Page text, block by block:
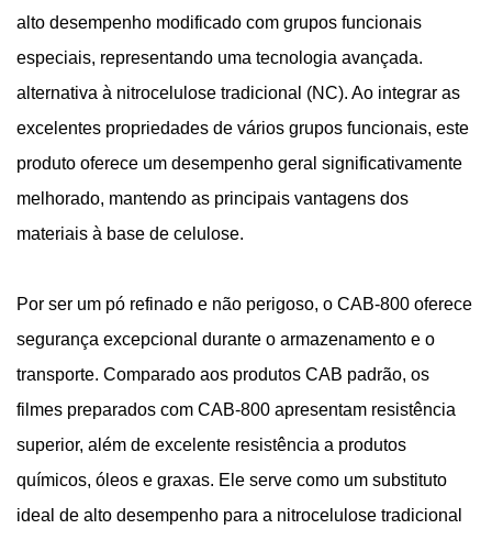
alto desempenho modificado com grupos funcionais
especiais, representando uma tecnologia avançada.
alternativa à nitrocelulose tradicional (NC). Ao integrar as
excelentes propriedades de vários grupos funcionais, este
produto oferece um desempenho geral significativamente
melhorado, mantendo as principais vantagens dos
materiais à base de celulose.
Por ser um pó refinado e não perigoso, o CAB-800 oferece
segurança excepcional durante o armazenamento e o
transporte. Comparado aos produtos CAB padrão, os
filmes preparados com CAB-800 apresentam resistência
superior, além de excelente resistência a produtos
químicos, óleos e graxas. Ele serve como um substituto
ideal de alto desempenho para a nitrocelulose tradicional